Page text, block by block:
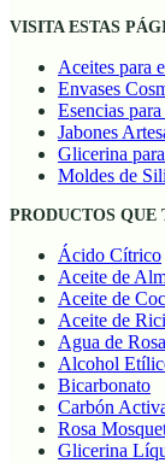
VISITA ESTAS
Aceites para
Envases
Esencias
Jabones
Glicerina
Moldes de
PRODUCTOS QUE
Ácido Cítrico
Aceite de
Aceite de
Aceite de
Agua de
Alcohol
Bicarbonato
Carbón
Rosa
Glicerina